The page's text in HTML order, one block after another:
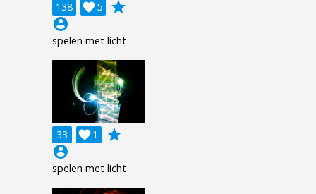
138 5

grade
account_circle
spelen met licht
33 1

grade
account_circle
spelen met licht